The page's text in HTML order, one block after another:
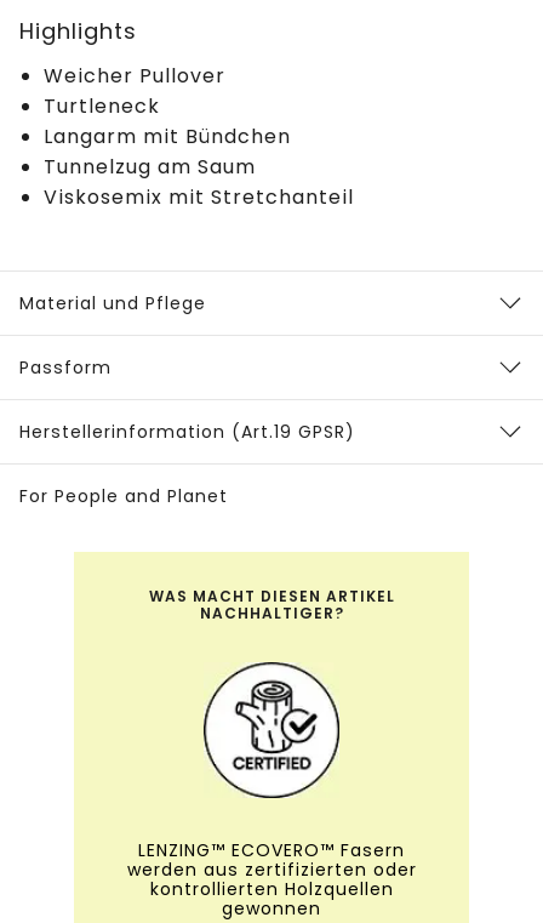
Highlights
Weicher Pullover
Turtleneck
Langarm mit Bündchen
Tunnelzug am Saum
Viskosemix mit Stretchanteil
Material und Pflege
Passform
Herstellerinformation (Art.19 GPSR)
For People and Planet
WAS MACHT DIESEN ARTIKEL
NACHHALTIGER?
LENZING™ ECOVERO™ Fasern
werden aus zertifizierten oder
kontrollierten Holzquellen
gewonnen